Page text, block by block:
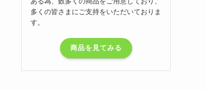
多くの皆さまにご支持をいただいておりま
す。
商品を見てみる